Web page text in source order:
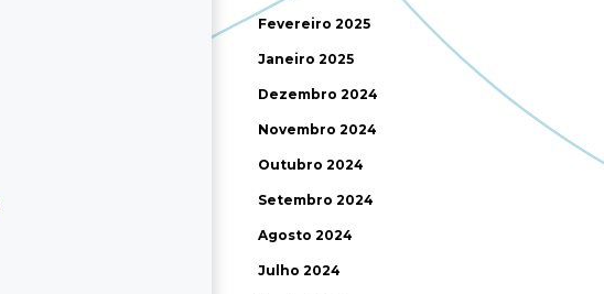
Fevereiro 2025
Janeiro 2025
Dezembro 2024
Novembro 2024
Outubro 2024
Setembro 2024
Agosto 2024
Julho 2024